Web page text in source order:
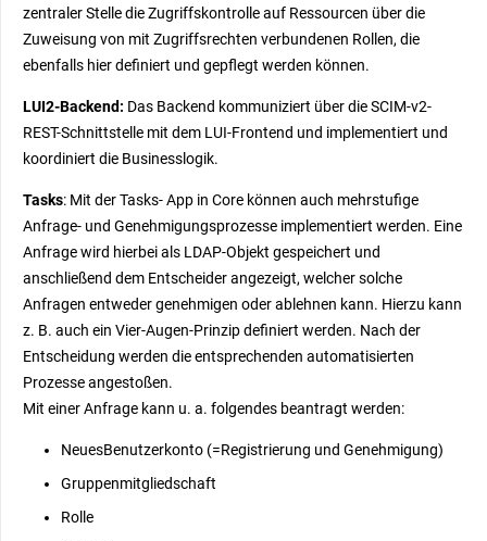
zentraler Stelle dieZugriffskontrolle auf Ressourcen über die
Zuweisung von mit Zugriffsrechten verbundenen Rollen, die
ebenfalls hierdefiniert und gepflegt werden können.
LUI2-Backend: Das Backend kommuniziert über die SCIM-v2-
REST-Schnittstelle mit dem LUI-Frontend und implementiert und
koordiniert die Businesslogik.
Tasks: Mit der Tasks- App in Core können auch mehrstufige
Anfrage- und Genehmigungsprozesse implementiert werden. Eine
Anfrage wird hierbei als LDAP-Objekt gespeichert und
anschließend dem Entscheider angezeigt, welcher solche
Anfragen entweder genehmigen oder ablehnen kann. Hierzu kann
z. B. auch ein Vier-Augen-Prinzip definiert werden. Nach der
Entscheidung werden die entsprechenden automatisierten
Prozesse angestoßen.
Mit einer Anfrage kann u. a. folgendes beantragt werden:
NeuesBenutzerkonto (=Registrierung und Genehmigung)
Gruppenmitgliedschaft
Rolle